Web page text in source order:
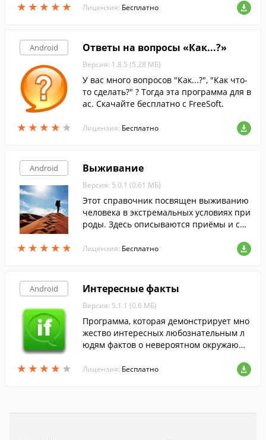
★ ★ ★ ★ ★
★ ★ ★ ★ ★ Лицензия: Бесплатно
Android
★ ★ ★ ★ ★
★ ★ ★ ★ ★
Ответы на вопросы «Как...?»
Версия: 1.8.5 (5.28 МБ)
У вас много вопросов "Как...?", "Как что-
то сделать?" ? Тогда эта программа для в
ас. Скачайте бесплатно с FreeSoft.
Лицензия: Бесплатно
Android
★ ★ ★ ★ ★
★ ★ ★ ★ ★
Выживание
Версия: 5.0.1 (0.61 МБ)
Этот справочник посвящен выживанию
человека в экстремальных условиях при
роды. Здесь описываются приёмы и спо
ых условиях, реальные истории людей,
побывавших в экстремальных ситуация
Лицензия: Бесплатно
Android
★ ★ ★ ★ ★
★ ★ ★ ★ ★
Интересные факты
Версия: 5.1.1 (0.6 МБ)
Программа, которая демонстрирует мно
жество интересных любознательным л
юдям фактов о невероятном окружающе
Лицензия: Бесплатно